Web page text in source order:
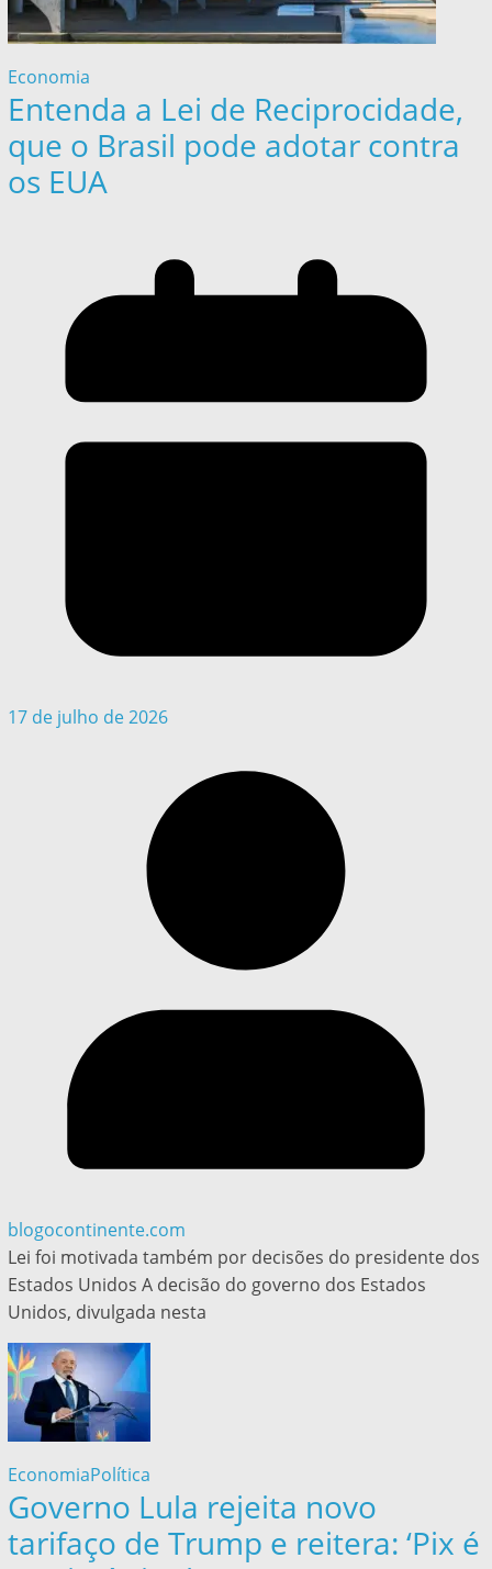
Economia
Entenda a Lei de Reciprocidade,
que o Brasil pode adotar contra
os EUA
17 de julho de 2026
blogocontinente.com
Lei foi motivada também por decisões do presidente dos
Estados Unidos A decisão do governo dos Estados
Unidos, divulgada nesta
EconomiaPolítica
Governo Lula rejeita novo
tarifaço de Trump e reitera: ‘Pix é